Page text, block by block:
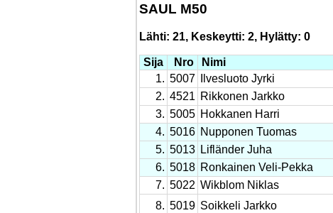
SAUL M50
Lähti: 21, Keskeytti: 2, Hylätty: 0
Sija Nro Nimi
1. 5007 Ilvesluoto Jyrki
2. 4521 Rikkonen Jarkko
3. 5005 Hokkanen Harri
4. 5016 Nupponen Tuomas
5. 5013 Lifländer Juha
6. 5018 Ronkainen Veli-Pekka
7. 5022 Wikblom Niklas
8. 5019 Soikkeli Jarkko